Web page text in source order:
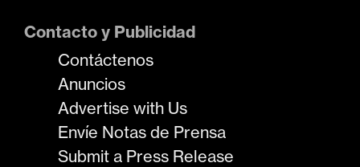
Contacto y Publicidad
Contáctenos
Anuncios
Advertise with Us
Envíe Notas de Prensa
Submit a Press Release